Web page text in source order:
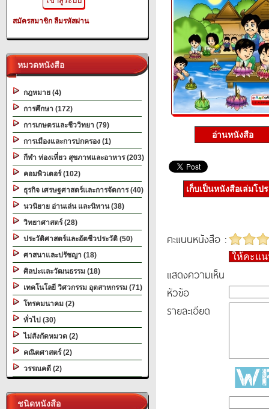
สมัครสมาชิก ลืมรหัสผ่าน
หมวดหนังสือ
กฎหมาย (4)
การศึกษา (172)
การเกษตรและชีววิทยา (79)
การเมืองและการปกครอง (1)
กีฬา ท่องเที่ยว สุขภาพและอาหาร (203)
คอมพิวเตอร์ (102)
ธุรกิจ เศรษฐศาสตร์และการจัดการ (40)
นวนิยาย อ่านเล่น และนิทาน (38)
วิทยาศาสตร์ (28)
ประวัติศาสตร์และอัตชีวประวัติ (50)
ศาสนาและปรัชญา (18)
ศิลปะและวัฒนธรรม (18)
เทคโนโลยี วิศวกรรม อุตสาหกรรม (71)
โทรคมนาคม (2)
ทั่วไป (30)
ไม่สังกัดหมวด (2)
คณิตศาสตร์ (2)
วรรณคดี (2)
ชนิดหนังสือ
อ่านหนังสือ
เก็บเป็นหนังสือเล่มโป
คะแนนหนังสือ :
ให้คะแ
แสดงความเห็น
หัวข้อ
รายละเอียด